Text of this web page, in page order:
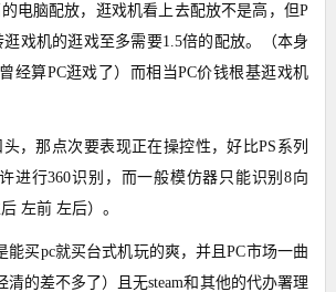
脑配放，逛戏机看上去配放不是高，但P
戏机的逛戏至多需要1.5倍的配放。（本身
经算PC逛戏了）而相当PC价钱根基逛戏机
那点次要表现正在操控性，好比PS系列
进行360识别，而一般模仿器只能识别8向
左前 左后）。
买pc就买台式机玩的爽，并且PC市场一曲
清的差不多了）且无steam和其他的代办署理